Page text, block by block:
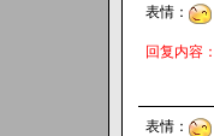
表情：
回复内容：
表情：